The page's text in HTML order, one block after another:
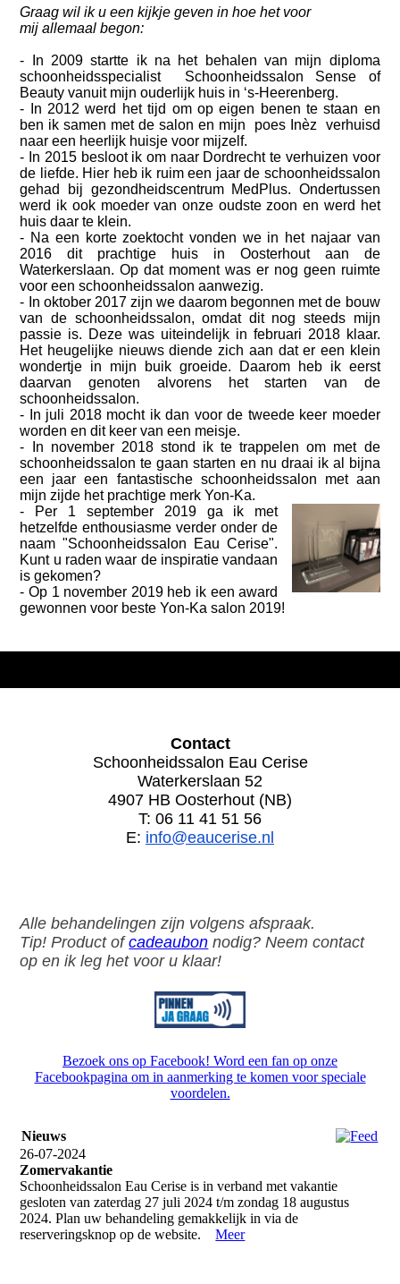
Graag wil ik u een kijkje geven in hoe het voor
mij allemaal begon:
- In 2009 startte ik na het behalen van mijn diploma
schoonheidsspecialist Schoonheidssalon Sense of
Beauty vanuit mijn ouderlijk huis in ‘s-Heerenberg.
- In 2012 werd het tijd om op eigen benen te staan en
ben ik samen met de salon en mijn poes Inèz verhuisd
naar een heerlijk huisje voor mijzelf.
- In 2015 besloot ik om naar Dordrecht te verhuizen voor
de liefde. Hier heb ik ruim een jaar de schoonheidssalon
gehad bij gezondheidscentrum MedPlus. Ondertussen
werd ik ook moeder van onze oudste zoon en werd het
huis daar te klein.
- Na een korte zoektocht vonden we in het najaar van
2016 dit prachtige huis in Oosterhout aan de
Waterkerslaan. Op dat moment was er nog geen ruimte
voor een schoonheidssalon aanwezig.
- In oktober 2017 zijn we daarom begonnen met de bouw
van de schoonheidssalon, omdat dit nog steeds mijn
passie is. Deze was uiteindelijk in februari 2018 klaar.
Het heugelijke nieuws diende zich aan dat er een klein
wondertje in mijn buik groeide. Daarom heb ik eerst
daarvan genoten alvorens het starten van de
schoonheidssalon.
- In juli 2018 mocht ik dan voor de tweede keer moeder
worden en dit keer van een meisje.
- In november 2018 stond ik te trappelen om met de
schoonheidssalon te gaan starten en nu draai ik al bijna
een jaar een fantastische schoonheidssalon met aan
mijn zijde het prachtige merk Yon-Ka.
- Per 1 september 2019 ga ik met
hetzelfde enthousiasme verder onder de
naam "Schoonheidssalon Eau Cerise".
Kunt u raden waar de inspiratie vandaan
is gekomen?
- Op 1 november 2019 heb ik een award
gewonnen voor beste Yon-Ka salon 2019!
Contact
Schoonheidssalon Eau Cerise
Waterkerslaan 52
4907 HB Oosterhout (NB)
T: 06 11 41 51 56
E: info@eaucerise.nl
Alle behandelingen zijn volgens afspraak.
Tip! Product ofcadeaubon nodig? Neem contact
op en ik leg het voor u klaar!
Bezoek ons op Facebook! Word een fan op onze
Facebookpagina om in aanmerking te komen voor speciale
voordelen.
Nieuws
26-07-2024
Zomervakantie
Schoonheidssalon Eau Cerise is in verband met vakantie
gesloten van zaterdag 27 juli 2024 t/m zondag 18 augustus
2024. Plan uw behandeling gemakkelijk in via de
reserveringsknop op de website.Meer